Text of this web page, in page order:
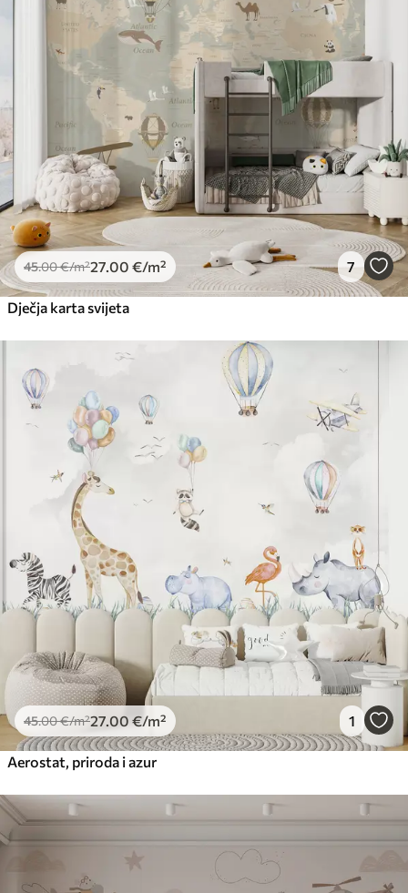
45.00€/m²27 .00 €/m² 7
Dječja karta svijeta
45.00€/m²27 .00 €/m² 1
Aerostat, priroda i azur